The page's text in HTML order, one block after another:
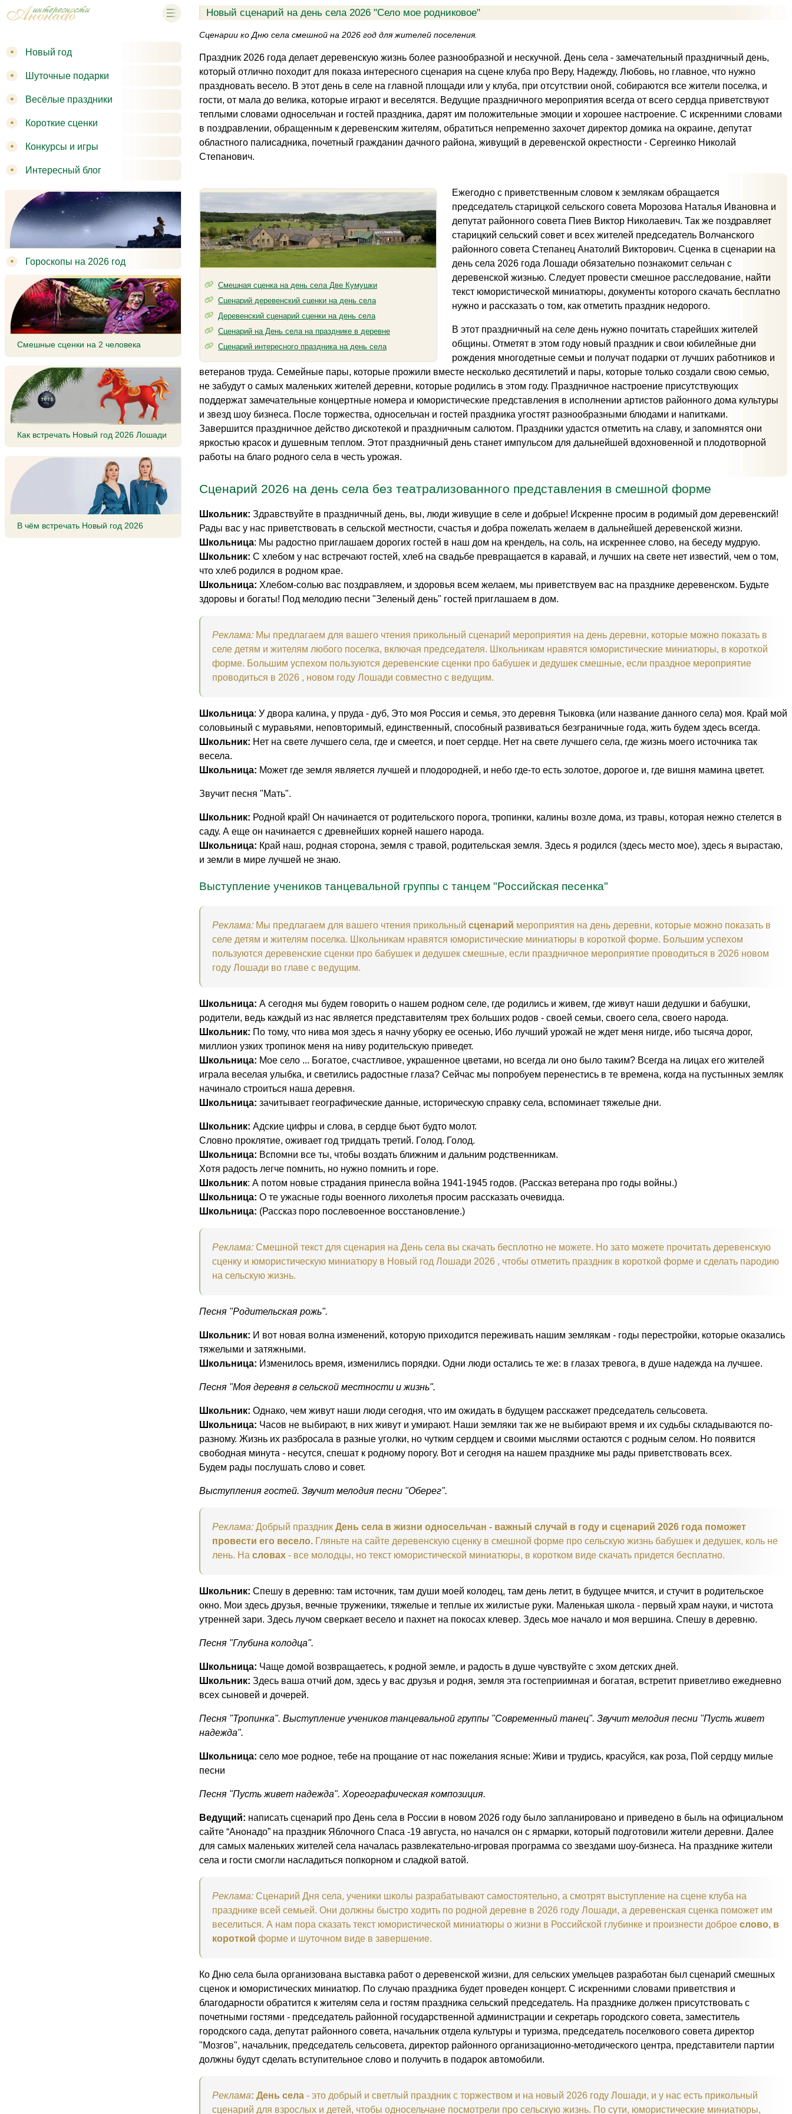
Новый сценарий на день села 2026 "Село мое родниковое"
Сценарии ко Дню села смешной на 2026 год для жителей поселения.
Праздник 2026 года делает деревенскую жизнь более разнообразной и нескучной. День села - замечательный праздничный день,
который отлично походит для показа интересного сценария на сцене клуба про Веру, Надежду, Любовь, но главное, что нужно
праздновать весело. В этот день в селе на главной площади или у клуба, при отсутствии оной, собираются все жители поселка, и
гости, от мала до велика, которые играют и веселятся. Ведущие праздничного мероприятия всегда от всего сердца приветствуют
теплыми словами односельчан и гостей праздника, дарят им положительные эмоции и хорошее настроение. С искренними словами
в поздравлении, обращенным к деревенским жителям, обратиться непременно захочет директор домика на окраине, депутат
областного палисадника, почетный гражданин дачного района, живущий в деревенской окрестности - Сергеинко Николай
Степанович.
Смешная сценка на день села Две Кумушки
Сценарий деревенский сценки на день села
Деревенский сценарий сценки на день села
Сценарий на День села на празднике в деревне
Сценарий интересного праздника на день села
Ежегодно с приветственным словом к землякам обращается
председатель старицкой сельского совета Морозова Наталья Ивановна и
депутат районного совета Пиев Виктор Николаевич. Так же поздравляет
старицкий сельский совет и всех жителей председатель Волчанского
районного совета Степанец Анатолий Викторович. Сценка в сценарии на
день села 2026 года Лошади обязательно познакомит сельчан с
деревенской жизнью. Следует провести смешное расследование, найти
текст юмористической миниатюры, документы которого скачать бесплатно
нужно и рассказать о том, как отметить праздник недорого.
В этот праздничный на селе день нужно почитать старейших жителей
общины. Отметят в этом году новый праздник и свои юбилейные дни
рождения многодетные семьи и получат подарки от лучших работников и
ветеранов труда. Семейные пары, которые прожили вместе несколько десятилетий и пары, которые только создали свою семью,
не забудут о самых маленьких жителей деревни, которые родились в этом году. Праздничное настроение присутствующих
поддержат замечательные концертные номера и юмористические представления в исполнении артистов районного дома культуры
и звезд шоу бизнеса. После торжества, односельчан и гостей праздника угостят разнообразными блюдами и напитками.
Завершится праздничное действо дискотекой и праздничным салютом. Праздники удастся отметить на славу, и запомнятся они
яркостью красок и душевным теплом. Этот праздничный день станет импульсом для дальнейшей вдохновенной и плодотворной
работы на благо родного села в честь урожая.
Сценарий 2026 на день села без театрализованного представления в смешной форме
Школьник: Здравствуйте в праздничный день, вы, люди живущие в селе и добрые! Искренне просим в родимый дом деревенский!
Рады вас у нас приветствовать в сельской местности, счастья и добра пожелать желаем в дальнейшей деревенской жизни.
Школьница: Мы радостно приглашаем дорогих гостей в наш дом на крендель, на соль, на искреннее слово, на беседу мудрую.
Школьник: С хлебом у нас встречают гостей, хлеб на свадьбе превращается в каравай, и лучших на свете нет известий, чем о том,
что хлеб родился в родном крае.
Школьница: Хлебом-солью вас поздравляем, и здоровья всем желаем, мы приветствуем вас на празднике деревенском. Будьте
здоровы и богаты! Под мелодию песни "Зеленый день" гостей приглашаем в дом.
Реклама: Мы предлагаем для вашего чтения прикольный сценарий мероприятия на день деревни, которые можно показать в
селе детям и жителям любого поселка, включая председателя. Школьникам нравятся юмористические миниатюры, в короткой
форме. Большим успехом пользуются деревенские сценки про бабушек и дедушек смешные, если праздное мероприятие
проводиться в 2026 , новом году Лошади совместно с ведущим.
Школьница: У двора калина, у пруда - дуб, Это моя Россия и семья, это деревня Тыковка (или название данного села) моя. Край мой
соловьиный с муравьями, неповторимый, единственный, способный развиваться безграничные года, жить будем здесь всегда.
Школьник: Нет на свете лучшего села, где и смеется, и поет сердце. Нет на свете лучшего села, где жизнь моего источника так
весела.
Школьница: Может где земля является лучшей и плодородней, и небо где-то есть золотое, дорогое и, где вишня мамина цветет.
Звучит песня "Мать".
Школьник: Родной край! Он начинается от родительского порога, тропинки, калины возле дома, из травы, которая нежно стелется в
саду. А еще он начинается с древнейших корней нашего народа.
Школьница: Край наш, родная сторона, земля с травой, родительская земля. Здесь я родился (здесь место мое), здесь я вырастаю,
и земли в мире лучшей не знаю.
Выступление учеников танцевальной группы с танцем "Российская песенка"
Реклама: Мы предлагаем для вашего чтения прикольный сценарий мероприятия на день деревни, которые можно показать в
селе детям и жителям поселка. Школьникам нравятся юмористические миниатюры в короткой форме. Большим успехом
пользуются деревенские сценки про бабушек и дедушек смешные, если праздничное мероприятие проводиться в 2026 новом
году Лошади во главе с ведущим.
Школьница: А сегодня мы будем говорить о нашем родном селе, где родились и живем, где живут наши дедушки и бабушки,
родители, ведь каждый из нас является представителям трех больших родов - своей семьи, своего села, своего народа.
Школьник: По тому, что нива моя здесь я начну уборку ее осенью, Ибо лучший урожай не ждет меня нигде, ибо тысяча дорог,
миллион узких тропинок меня на ниву родительскую приведет.
Школьница: Мое село ... Богатое, счастливое, украшенное цветами, но всегда ли оно было таким? Всегда на лицах его жителей
играла веселая улыбка, и светились радостные глаза? Сейчас мы попробуем перенестись в те времена, когда на пустынных земляк
начинало строиться наша деревня.
Школьница: зачитывает географические данные, историческую справку села, вспоминает тяжелые дни.
Школьник: Адские цифры и слова, в сердце бьют будто молот.
Словно проклятие, оживает год тридцать третий. Голод. Голод.
Школьница: Вспомни все ты, чтобы воздать ближним и дальним родственникам.
Хотя радость легче помнить, но нужно помнить и горе.
Школьник: А потом новые страдания принесла война 1941-1945 годов. (Рассказ ветерана про годы войны.)
Школьница: О те ужасные годы военного лихолетья просим рассказать очевидца.
Школьница: (Рассказ поро послевоенное восстановление.)
Реклама: Смешной текст для сценария на День села вы скачать бесплотно не можете. Но зато можете прочитать деревенскую
сценку и юмористическую миниатюру в Новый год Лошади 2026 , чтобы отметить праздник в короткой форме и сделать пародию
на сельскую жизнь.
Песня "Родительская рожь".
Школьник: И вот новая волна изменений, которую приходится переживать нашим землякам - годы перестройки, которые оказались
тяжелыми и затяжными.
Школьница: Изменилось время, изменились порядки. Одни люди остались те же: в глазах тревога, в душе надежда на лучшее.
Песня "Моя деревня в сельской местности и жизнь".
Школьник: Однако, чем живут наши люди сегодня, что им ожидать в будущем расскажет председатель сельсовета.
Школьница: Часов не выбирают, в них живут и умирают. Наши земляки так же не выбирают время и их судьбы складываются по-
разному. Жизнь их разбросала в разные уголки, но чутким сердцем и своими мыслями остаются с родным селом. Но появится
свободная минута - несутся, спешат к родному порогу. Вот и сегодня на нашем празднике мы рады приветствовать всех.
Будем рады послушать слово и совет.
Выступления гостей. Звучит мелодия песни "Оберег".
Реклама: Добрый праздник День села в жизни односельчан - важный случай в году и сценарий 2026 года поможет
провести его весело. Гляньте на сайте деревенскую сценку в смешной форме про сельскую жизнь бабушек и дедушек, коль не
лень. На словах - все молодцы, но текст юмористической миниатюры, в коротком виде скачать придется бесплатно.
Школьник: Спешу в деревню: там источник, там души моей колодец, там день летит, в будущее мчится, и стучит в родительское
окно. Мои здесь друзья, вечные труженики, тяжелые и теплые их жилистые руки. Маленькая школа - первый храм науки, и чистота
утренней зари. Здесь лучом сверкает весело и пахнет на покосах клевер. Здесь мое начало и моя вершина. Спешу в деревню.
Песня "Глубина колодца".
Школьница: Чаще домой возвращаетесь, к родной земле, и радость в душе чувствуйте с эхом детских дней.
Школьник: Здесь ваша отчий дом, здесь у вас друзья и родня, земля эта гостеприимная и богатая, встретит приветливо ежедневно
всех сыновей и дочерей.
Песня "Тропинка". Выступление учеников танцевальной группы "Современный танец". Звучит мелодия песни "Пусть живет
надежда".
Школьница: село мое родное, тебе на прощание от нас пожелания ясные: Живи и трудись, красуйся, как роза, Пой сердцу милые
песни
Песня "Пусть живет надежда". Хореографическая композиция.
Ведущий: написать сценарий про День села в России в новом 2026 году было запланировано и приведено в быль на официальном
сайте “Анонадо” на праздник Яблочного Спаса -19 августа, но начался он с ярмарки, который подготовили жители деревни. Далее
для самых маленьких жителей села началась развлекательно-игровая программа со звездами шоу-бизнеса. На празднике жители
села и гости cмогли насладиться попкорном и сладкой ватой.
Реклама: Сценарий Дня села, ученики школы разрабатывают самостоятельно, а смотрят выступление на сцене клуба на
празднике всей семьей. Они должны быстро ходить по родной деревне в 2026 году Лошади, а деревенская сценка поможет им
веселиться. А нам пора сказать текст юмористической миниатюры о жизни в Российской глубинке и произнести доброе слово, в
короткой форме и шуточном виде в завершение.
Ко Дню села была организована выставка работ о деревенской жизни, для сельских умельцев разработан был сценарий смешных
сценок и юмористических миниатюр. По случаю праздника будет проведен концерт. С искренними словами приветствия и
благодарности обратится к жителям села и гостям праздника сельский председатель. На празднике должен присутствовать с
почетными гостями - председатель районной государственной администрации и секретарь городского совета, заместитель
городского сада, депутат районного совета, начальник отдела культуры и туризма, председатель поселкового совета директор
"Мозгов", начальник, председатель сельсовета, директор районного организационно-методического центра, представители партии
должны будут сделать вступительное слово и получить в подарок автомобили.
Реклама: День села - это добрый и светлый праздник с торжеством и на новый 2026 году Лошади, и у нас есть прикольный
сценарий для взрослых и детей, чтобы односельчане посмотрели про сельскую жизнь. По сути, юмористические миниатюры,
Новый год
Шуточные подарки
Весёлые праздники
Короткие сценки
Конкурсы и игры
Интересный блог
Гороскопы на 2026 год
Смешные сценки на 2 человека
Как встречать Новый год 2026 Лошади
В чём встречать Новый год 2026